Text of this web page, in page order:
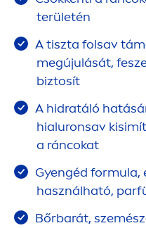
területén
A tiszta folsav
megújulását,
biztosít
A hidratáló
hialuronsav
a ráncokat
Gyengéd formula,
használható,
Bőrbarát,